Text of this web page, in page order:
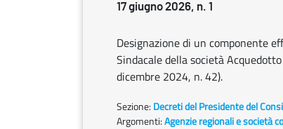
17 giugno 2026, n. 1
Designazione di un componente
Sindacale della società
dicembre 2024, n. 42).
Sezione: Decreti del Presidente del
Argomenti:Agenzie regionali e società